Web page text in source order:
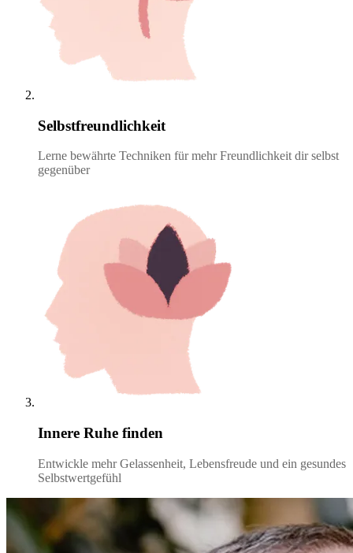
Selbstfreundlichkeit
Lerne bewährte Techniken für mehr Freundlichkeit dir selbst
gegenüber
Innere Ruhe finden
Entwickle mehr Gelassenheit, Lebensfreude und ein gesundes
Selbstwertgefühl